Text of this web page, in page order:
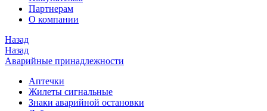
Партнерам
О компании
Назад
Назад
Аварийные принадлежности
Аптечки
Жилеты сигнальные
Знаки аварийной остановки